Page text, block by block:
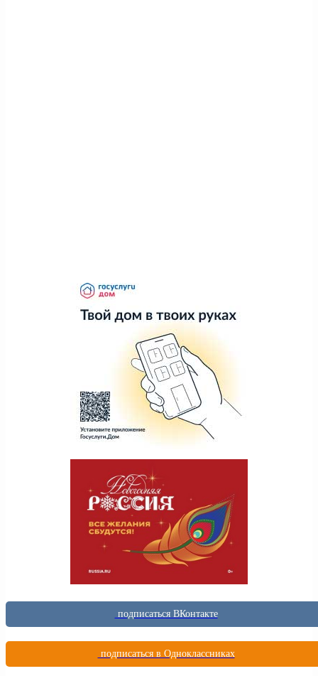
подписаться ВКонтакте
подписаться в Одноклассниках